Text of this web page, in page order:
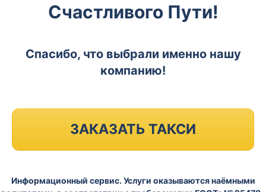
Счастливого Пути!
Спасибо, что выбрали именно нашу
компанию!
ЗАКАЗАТЬ ТАКСИ
Информационный сервис. Услуги оказываются наёмными